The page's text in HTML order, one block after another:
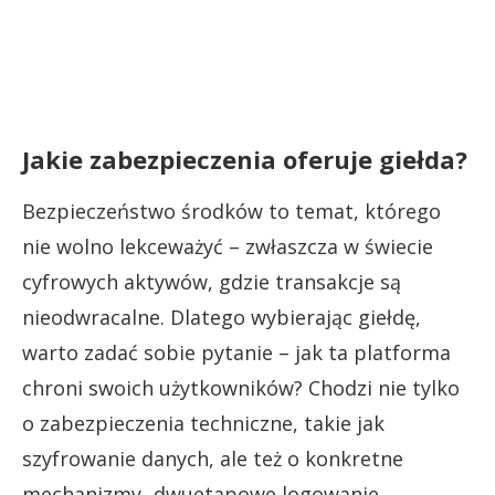
Jakie zabezpieczenia oferuje giełda?
Bezpieczeństwo środków to temat, którego
nie wolno lekceważyć – zwłaszcza w świecie
cyfrowych aktywów, gdzie transakcje są
nieodwracalne. Dlatego wybierając giełdę,
warto zadać sobie pytanie – jak ta platforma
chroni swoich użytkowników? Chodzi nie tylko
o zabezpieczenia techniczne, takie jak
szyfrowanie danych, ale też o konkretne